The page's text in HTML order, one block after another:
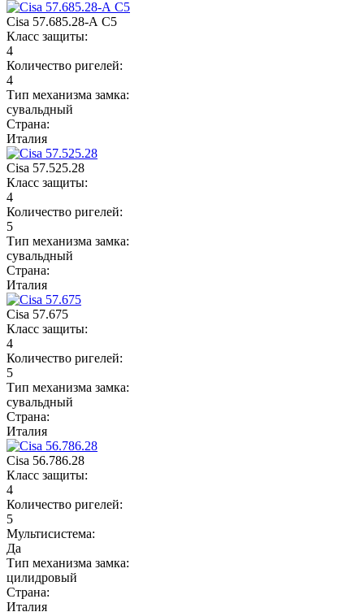
Cisa 57.685.28-А C5
Класс защиты:
4
Количество ригелей:
4
Тип механизма замка:
сувальдный
Страна:
Италия
Cisa 57.525.28
Класс защиты:
4
Количество ригелей:
5
Тип механизма замка:
сувальдный
Страна:
Италия
Cisa 57.675
Класс защиты:
4
Количество ригелей:
5
Тип механизма замка:
сувальдный
Страна:
Италия
Cisa 56.786.28
Класс защиты:
4
Количество ригелей:
5
Мультисистема:
Да
Тип механизма замка:
цилидровый
Страна:
Италия